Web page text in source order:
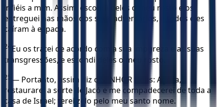
infiéis a mim. Assim, escondi deles o meu rosto e os
entreguei nas mãos dos seus adversários, e todos eles
caíram à espada.
24 Eu os tratei de acordo com a sua impureza e as suas
transgressões, e escondi deles o meu rosto.
25 — Portanto, assim diz o SENHOR Deus: Agora,
restaurarei a sorte de Jacó e me compadecerei de toda a
casa de Israel; terei zelo pelo meu santo nome.